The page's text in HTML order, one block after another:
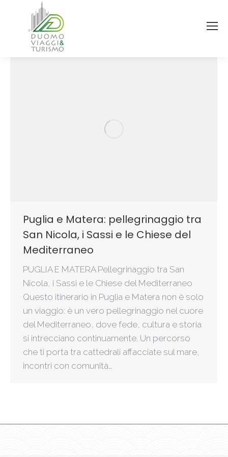
Puglia e Matera: pellegrinaggio tra
San Nicola, i Sassi e le Chiese del
Mediterraneo
PUGLIA E MATERA Pellegrinaggio tra San
Nicola, i Sassi e le Chiese del Mediterraneo
Questo itinerario in Puglia e Matera non è solo
un viaggio: è un vero pellegrinaggio nel cuore
del Mediterraneo, dove fede, cultura e storia
si intrecciano continuamente. Un percorso
che ti porta tra cattedrali affacciate sul mare,
incontri con comunità…